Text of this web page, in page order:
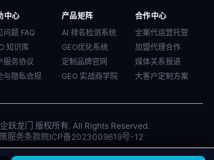
中心
问题 FAQ
知识库
服务协议
与隐私合规
产品矩阵
AI 排名检测系统
GEO优化系统
定制品牌官网
GEO 实战商学院
合作中心
全案代运营托管
加盟代理合作
媒体关系报道
大客户定制方案
跃龙门 版权所有. All Rights Reserved.
服务条款皖ICP备2023009619号-12